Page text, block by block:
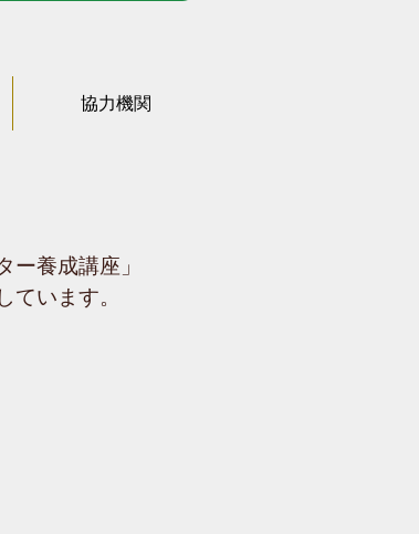
協力機関
養成講座」
います。